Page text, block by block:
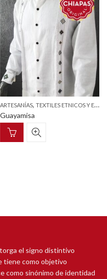
ARTESANÍAS, TEXTILES ETNICOS Y ESTILIZADOS
Guayamisa
el signo distintivo
tiene como objetivo
como sinónimo de identidad